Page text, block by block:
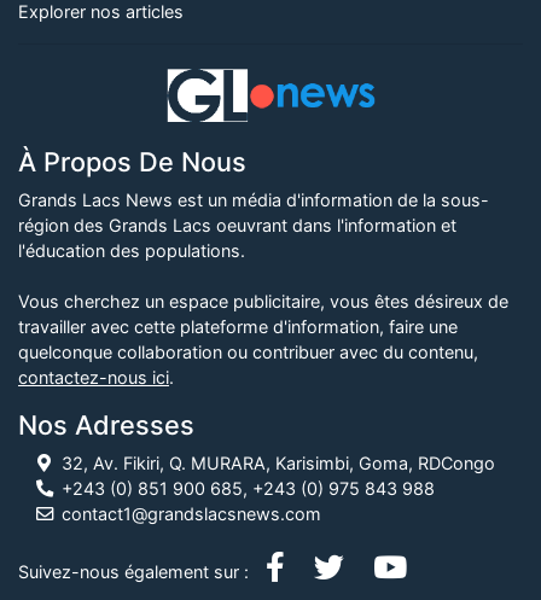
Explorer nos articles
À Propos De Nous
Grands Lacs News est un média d'information de la sous-
région des Grands Lacs oeuvrant dans l'information et
l'éducation des populations.
Vous cherchez un espace publicitaire, vous êtes désireux de
travailler avec cette plateforme d'information, faire une
quelconque collaboration ou contribuer avec du contenu,
contactez-nous ici.
Nos Adresses
32, Av. Fikiri, Q. MURARA, Karisimbi, Goma, RDCongo
+243 (0) 851 900 685, +243 (0) 975 843 988
contact1@grandslacsnews.com
Suivez-nous également sur :